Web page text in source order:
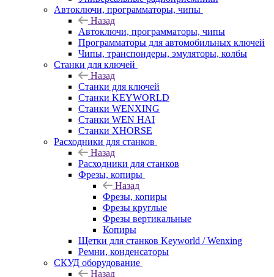
Автоключи, программаторы, чипы
Назад
Автоключи, программаторы, чипы
Программаторы для автомобильных ключей
Чипы, транспондеры, эмуляторы, колбы
Станки для ключей
Назад
Станки для ключей
Станки KEYWORLD
Станки WENXING
Станки WEN HAI
Станки XHORSE
Расходники для станков
Назад
Расходники для станков
Фрезы, копиры
Назад
Фрезы, копиры
Фрезы круглые
Фрезы вертикальные
Копиры
Щетки для станков Keyworld / Wenxing
Ремни, конденсаторы
СКУД оборудование
Назад